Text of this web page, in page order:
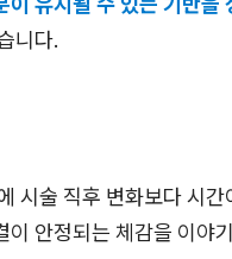
니다.
시술 직후 변화보다 시
이 안정되는 체감을 이야